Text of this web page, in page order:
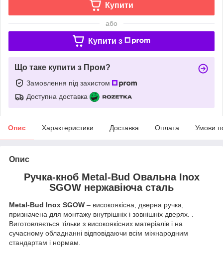
Купити
або
Купити з
Що таке купити з Пром?
Замовлення під захистом
Доступна доставка
Опис Характеристики Доставка Оплата Умови
Опис
Ручка-кноб Metal-Bud Овальна Inox
SGOW нержавіюча сталь
Metal-Bud Inox SGOW – високоякісна, дверна ручка,
призначена для монтажу внутрішніх і зовнішніх дверях. .
Виготовляється тільки з високоякісних матеріалів і на
сучасному обладнанні відповідаючи всім міжнародним
стандартам і нормам.